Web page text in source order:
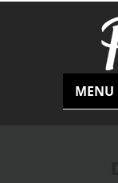
MENU